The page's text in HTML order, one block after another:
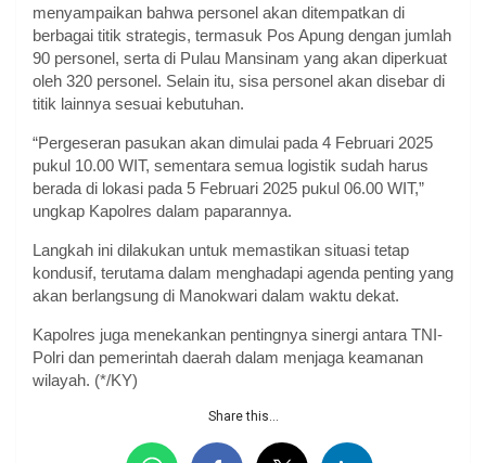
menyampaikan bahwa personel akan ditempatkan di
berbagai titik strategis, termasuk Pos Apung dengan jumlah
90 personel, serta di Pulau Mansinam yang akan diperkuat
oleh 320 personel. Selain itu, sisa personel akan disebar di
titik lainnya sesuai kebutuhan.
“Pergeseran pasukan akan dimulai pada 4 Februari 2025
pukul 10.00 WIT, sementara semua logistik sudah harus
berada di lokasi pada 5 Februari 2025 pukul 06.00 WIT,”
ungkap Kapolres dalam paparannya.
Langkah ini dilakukan untuk memastikan situasi tetap
kondusif, terutama dalam menghadapi agenda penting yang
akan berlangsung di Manokwari dalam waktu dekat.
Kapolres juga menekankan pentingnya sinergi antara TNI-
Polri dan pemerintah daerah dalam menjaga keamanan
wilayah. (*/KY)
Share this...